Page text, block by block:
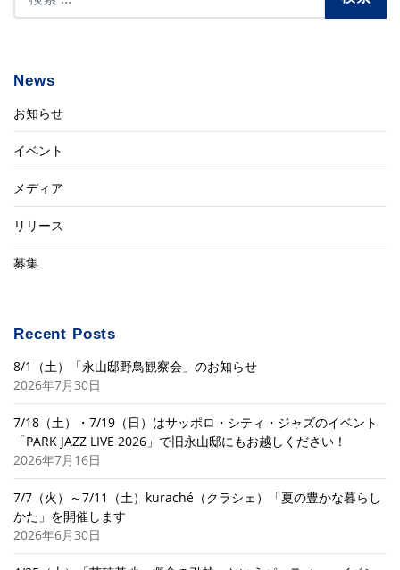
News
お知らせ
イベント
メディア
リリース
募集
Recent Posts
8/1（土）「永山邸野鳥観察会」のお知らせ
2026年7月30日
7/18（土）・7/19（日）はサッポロ・シティ・ジャズのイベント
「PARK JAZZ LIVE 2026」で旧永山邸にもお越しください！
2026年7月16日
7/7（火）～7/11（土）kuraché（クラシェ）「夏の豊かな暮らし
かた」を開催します
2026年6月30日